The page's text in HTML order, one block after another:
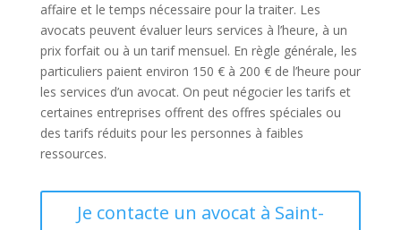
affaire et le temps nécessaire pour la traiter. Les
avocats peuvent évaluer leurs services à l’heure, à un
prix forfait ou à un tarif mensuel. En règle générale, les
particuliers paient environ 150 € à 200 € de l’heure pour
les services d’un avocat. On peut négocier les tarifs et
certaines entreprises offrent des offres spéciales ou
des tarifs réduits pour les personnes à faibles
ressources.
Je contacte un avocat à Saint-